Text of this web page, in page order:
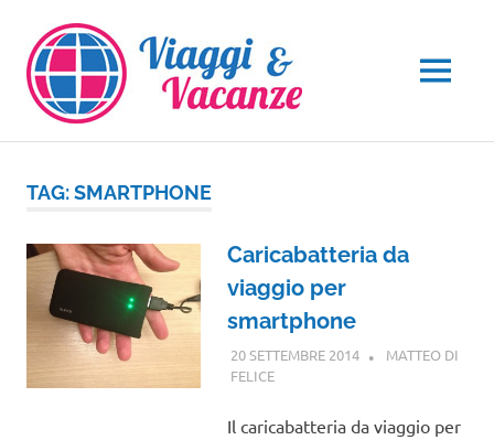
contenuto
MENU
TAG:SMARTPHONE
Caricabatteria da
viaggio per
smartphone
20 SETTEMBRE 2014
MATTEO DI
FELICEGUIDE
Il caricabatteria da viaggio per